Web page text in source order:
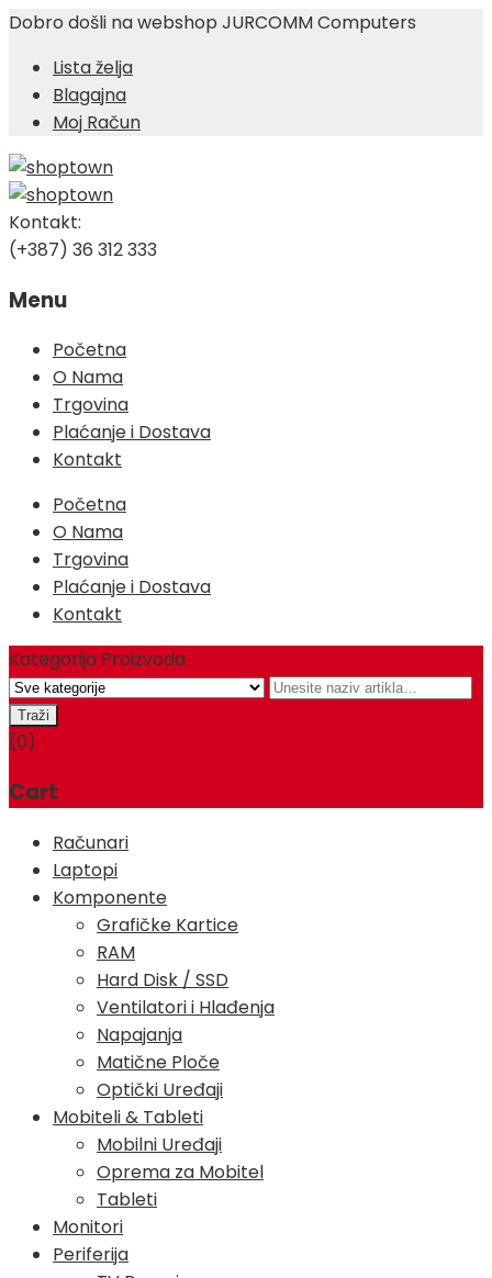
Dobro došli na webshop JURCOMM Computers
Lista želja
Blagajna
Moj Račun
Kontakt:
(+387) 36 312 333
Menu
Skip
content
Početna
O Nama
Trgovina
Plaćanje i Dostava
Kontakt
Početna
O Nama
Trgovina
Plaćanje i Dostava
Kontakt
Kategorija Proizvoda
(0)
Cart
Računari
Laptopi
Komponente
Grafičke Kartice
RAM
Hard Disk / SSD
Ventilatori i Hlađenja
Napajanja
Matične Ploče
Optički Uređaji
Mobiteli & Tableti
Mobilni Uređaji
Oprema za Mobitel
Tableti
Monitori
Periferija